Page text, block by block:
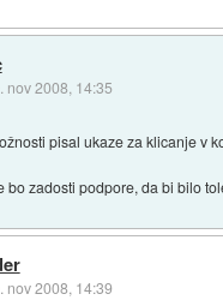
nov 2008, 14:35
pisal ukaze za klicanje v
bo zadosti podpore, da bi bilo
nov 2008, 14:39